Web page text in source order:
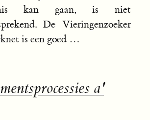
kan gaan, is niet
De Vieringenzoeker
is een goed …
a'